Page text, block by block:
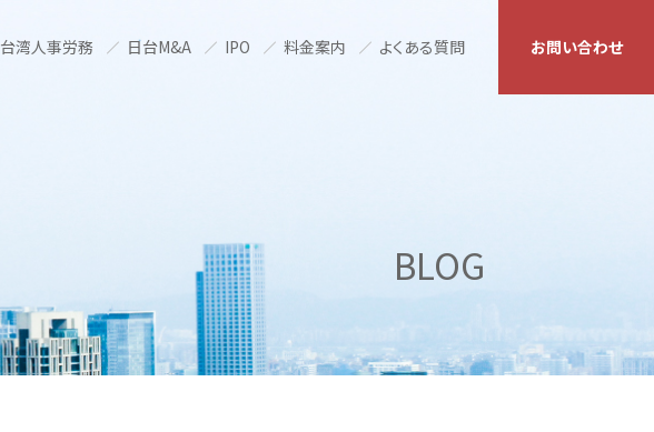
台湾人事労務 日台M&A IPO 料金案内 よくある質問 お問い合わせ
BLOG